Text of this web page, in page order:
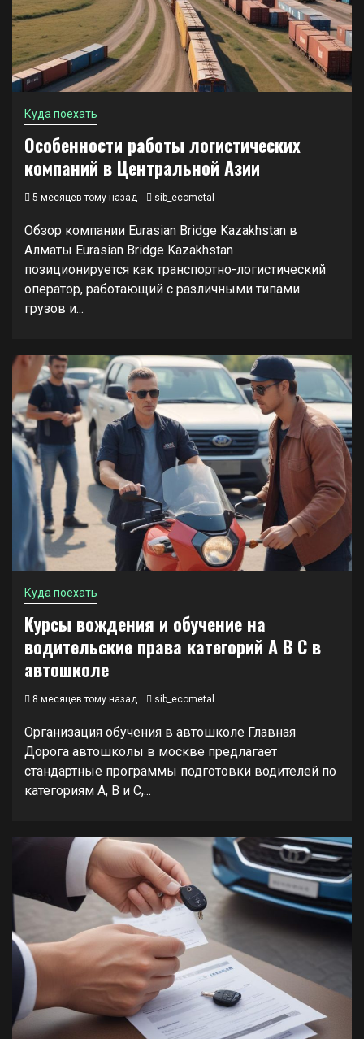
Куда поехать
Особенности работы логистических
компаний в Центральной Азии
5 месяцев тому назад sib_ecometal
Обзор компании Eurasian Bridge Kazakhstan в
Алматы Eurasian Bridge Kazakhstan
позиционируется как транспортно-логистический
оператор, работающий с различными типами
грузов и...
Куда поехать
Курсы вождения и обучение на
водительские права категорий A B C в
автошколе
8 месяцев тому назад sib_ecometal
Организация обучения в автошколе Главная
Дорога автошколы в москве предлагает
стандартные программы подготовки водителей по
категориям A, B и C,...